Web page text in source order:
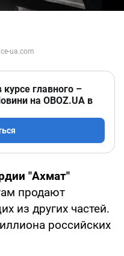
главного –
на OBOZ.UA в
"Ахмат"
продают
из других частей.
российских